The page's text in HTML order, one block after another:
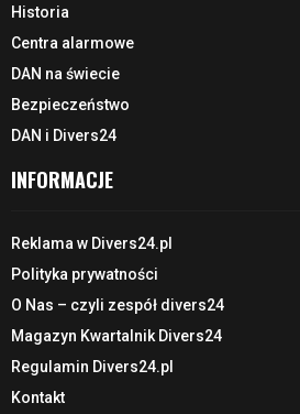
Historia
Centra alarmowe
DAN na świecie
Bezpieczeństwo
DAN i Divers24
INFORMACJE
Reklama w Divers24.pl
Polityka prywatności
O Nas – czyli zespół divers24
Magazyn Kwartalnik Divers24
Regulamin Divers24.pl
Kontakt